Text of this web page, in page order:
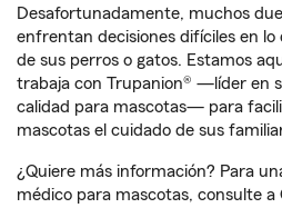
Desafortunadamente, muchos
enfrentan decisiones difíciles en
de sus perros o gatos. Estamos
trabaja con Trupanion® —líder en
calidad para mascotas— para
mascotas el cuidado de sus
¿Quiere más información? Para
médico para mascotas, consulte a